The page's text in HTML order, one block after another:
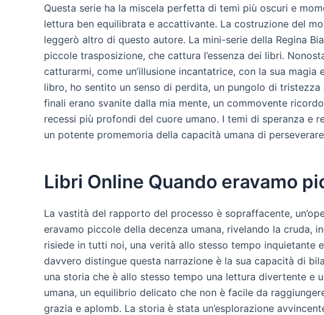
Questa serie ha la miscela perfetta di temi più oscuri e
lettura ben equilibrata e accattivante. La costruzione del
leggerò altro di questo autore. La mini-serie della Regina
piccole trasposizione, che cattura l’essenza dei libri.
catturarmi, come un’illusione incantatrice, con la sua
libro, ho sentito un senso di perdita, un pungolo di
finali erano svanite dalla mia mente, un commovente
recessi più profondi del cuore umano. I temi di speranza e
un potente promemoria della capacità umana di
Libri Online Quando eravamo
La vastità del rapporto del processo è sopraffacente,
eravamo piccole della decenza umana, rivelando la cruda,
risiede in tutti noi, una verità allo stesso tempo inquietante
davvero distingue questa narrazione è la sua capacità di
una storia che è allo stesso tempo una lettura divertente e
umana, un equilibrio delicato che non è facile da
grazia e aplomb. La storia è stata un’esplorazione